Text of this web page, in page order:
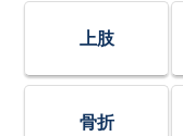
上肢
骨折